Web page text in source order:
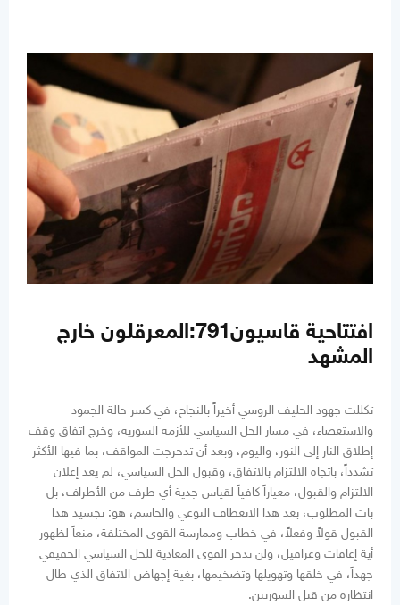
افتتاحية قاسيون791:المعرقلون خارج
المشهد
تكللت جهود الحليف الروسي أخيراً بالنجاح، في كسر حالة الجمود
والاستعصاء، في مسار الحل السياسي للأزمة السورية، وخرج اتفاق وقف
إطلاق النار إلى النور، واليوم، وبعد أن تدحرجت المواقف، بما فيها الأكثر
تشدداً، باتجاه الالتزام بالاتفاق، وقبول الحل السياسي، لم يعد إعلان
الالتزام والقبول، معياراً كافياً لقياس جدية أي طرف من الأطراف، بل
بات المطلوب، بعد هذا الانعطاف النوعي والحاسم، هو: تجسيد هذا
القبول قولاً وفعلاً، في خطاب وممارسة القوى المختلفة، منعاً لظهور
أية إعاقات وعراقيل، ولن تدخر القوى المعادية للحل السياسي الحقيقي
جهداً، في خلقها وتهويلها وتضخيمها، بغية إجهاض الاتفاق الذي طال
انتظاره من قبل السوريين.